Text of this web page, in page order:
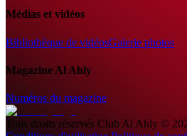
Médias et vidéos
Bibliothèque de vidéosGalerie photos
Magazine Al Ahly
Numéros du magazine
Tous droits réservés Club Al Ahly ©